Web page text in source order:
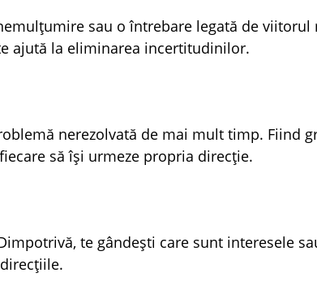
sau o întrebare legată de viitorul
ajută la eliminarea incertitudinilor.
nerezolvată de mai mult timp. Fiind
să își urmeze propria direcție.
te gândești care sunt interesele